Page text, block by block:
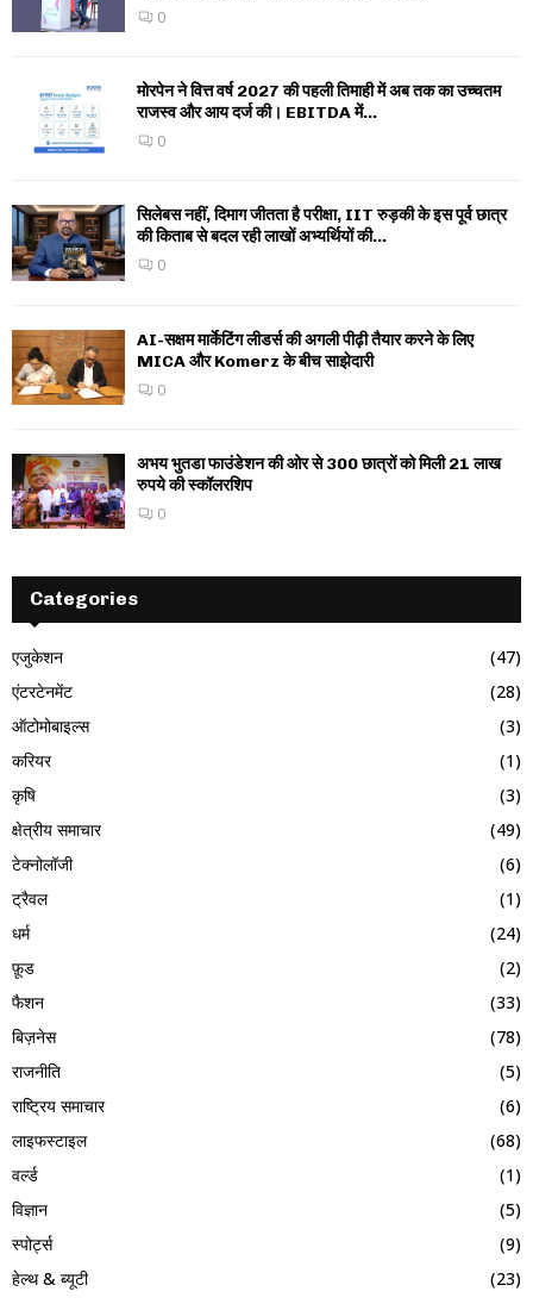
0
मोरपेन ने वित्त वर्ष 2027 की पहली तिमाही में अब तक का उच्चतम
राजस्व और आय दर्ज की। EBITDA में...
0
सिलेबस नहीं, दिमाग जीतता है परीक्षा, IIT रुड़की के इस पूर्व छात्र
की किताब से बदल रही लाखों अभ्यर्थियों की...
0
AI-सक्षम मार्केटिंग लीडर्स की अगली पीढ़ी तैयार करने के लिए
MICA और Komerz के बीच साझेदारी
0
अभय भुतडा फाउंडेशन की ओर से 300 छात्रों को मिली 21 लाख
रुपये की स्कॉलरशिप
0
Categories
एजुकेशन
(47)
एंटरटेनमेंट
(28)
ऑटोमोबाइल्स
(3)
करियर
(1)
कृषि
(3)
क्षेत्रीय समाचार
(49)
टेक्नोलॉजी
(6)
ट्रैवल
(1)
धर्म
(24)
फ़ूड
(2)
फैशन
(33)
बिज़नेस
(78)
राजनीति
(5)
राष्ट्रिय समाचार
(6)
लाइफस्टाइल
(68)
वर्ल्ड
(1)
विज्ञान
(5)
स्पोर्ट्स
(9)
हेल्थ & ब्यूटी
(23)